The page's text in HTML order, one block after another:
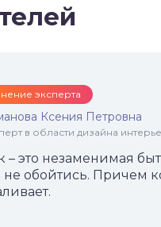
эксперта
Ксения Петровна
в области дизайна
это незаменимая
не обойтись. Причем